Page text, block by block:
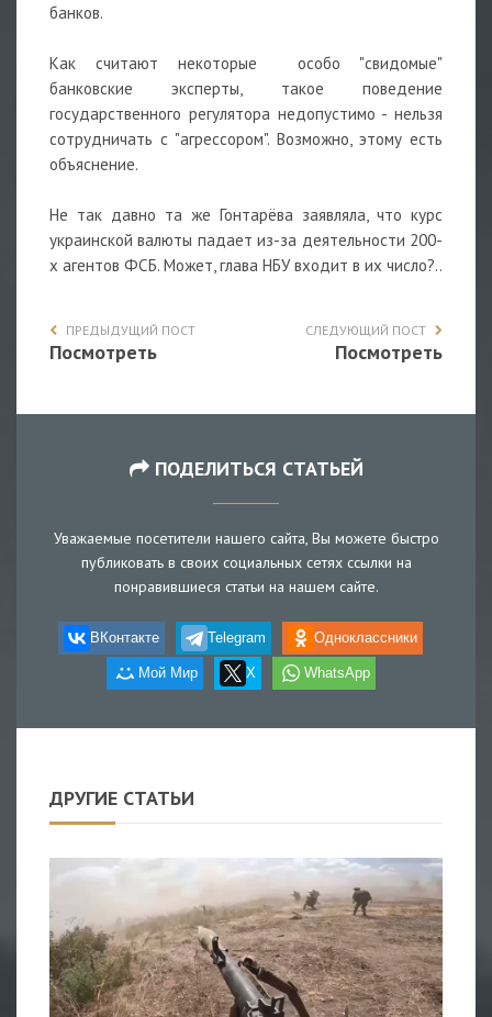
банков.
Как считают некоторые особо "свидомые"
банковские эксперты, такое поведение
государственного регулятора недопустимо - нельзя
сотрудничать с "агрессором". Возможно, этому есть
объяснение.
Не так давно та же Гонтарёва заявляла, что курс
украинской валюты падает из-за деятельности 200-
х агентов ФСБ. Может, глава НБУ входит в их число?..
ПРЕДЫДУЩИЙ ПОСТ
Посмотреть
СЛЕДУЮЩИЙ ПОСТ
Посмотреть
ПОДЕЛИТЬСЯ СТАТЬЕЙ
Уважаемые посетители нашего сайта, Вы можете быстро
публиковать в своих социальных сетях ссылки на
понравившиеся статьи на нашем сайте.
ВКонтакте Telegram Одноклассники
Мой Мир X WhatsApp
ДРУГИЕ СТАТЬИ